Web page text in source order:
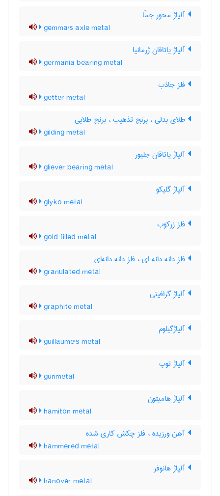
آلیاژ محور جمّا
gemma's axle metal
آلیاژ یاتاقان ژرمانیا
germania bearing metal
فلز جاذب
getter metal
طلای بدلی ، برنج تذهیب ، برنج طلایی
gilding metal
آلیاژ یاتاقان جلیور
gliever bearing metal
آلیاژ گلیکو
glyko metal
فلز زرکوب
gold filled metal
فلز دانه دانه ای ، فلز دانه دانه‌ای
granulated metal
آلیاژ گرافیتی
graphite metal
آلیاژگیلوم
guillaume's metal
آلیاژ توپ
gunmetal
آلیاژ هامیتون
hamiton metal
آهن ورزیده ، فلز چکش کاری شده
hammered metal
آلیاژ هانوفر
hanover metal